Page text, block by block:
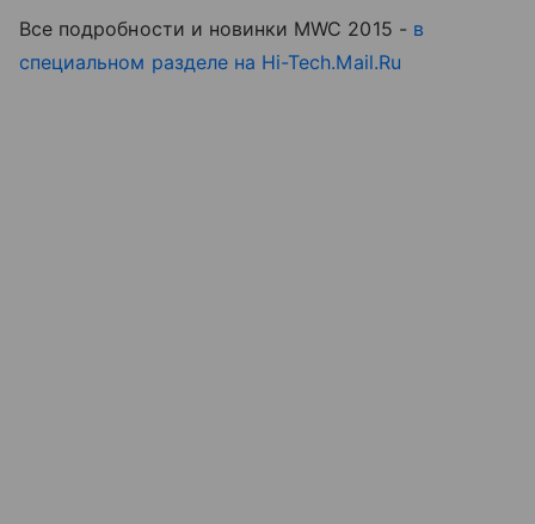
Все подробности и новинки MWC 2015 - в
специальном разделе на Hi-Tech.Mail.Ru